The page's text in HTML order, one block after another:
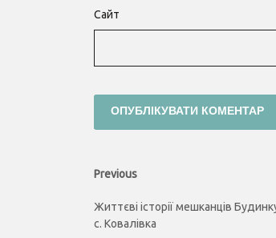
Сайт
Навігація
записів
Previous
Previous
Життєві історії мешканців
с. Ковалівка